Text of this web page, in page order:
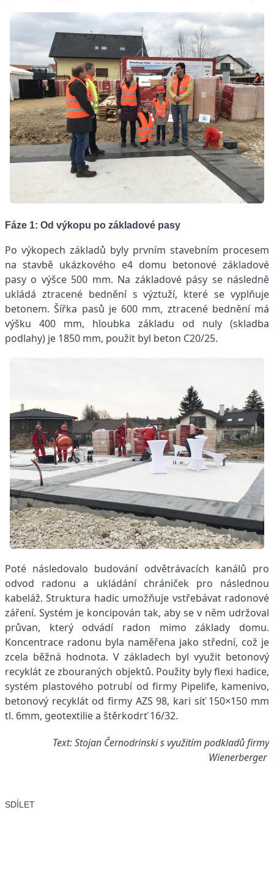
Fáze 1: Od výkopu po základové pasy
Po výkopech základů byly prvním stavebním procesem
na stavbě ukázkového e4 domu betonové základové
pasy o výšce 500 mm. Na základové pásy se následně
ukládá ztracené bednění s výztuží, které se vyplňuje
betonem. Šířka pasů je 600 mm, ztracené bednění má
výšku 400 mm, hloubka základu od nuly (skladba
podlahy) je 1850 mm, použit byl beton C20/25.
Poté následovalo budování odvětrávacích kanálů pro
odvod radonu a ukládání chrániček pro následnou
kabeláž. Struktura hadic umožňuje vstřebávat radonové
záření. Systém je koncipován tak, aby se v něm udržoval
průvan, který odvádí radon mimo základy domu.
Koncentrace radonu byla naměřena jako střední, což je
zcela běžná hodnota. V základech byl využit betonový
recyklát ze zbouraných objektů. Použity byly flexi hadice,
systém plastového potrubí od firmy Pipelife, kamenivo,
betonový recyklát od firmy AZS 98, kari síť 150×150 mm
tl. 6mm, geotextilie a štěrkodrť 16/32.
Text: Stojan Černodrinski s využitím podkladů firmy
Wienerberger
SDÍLET